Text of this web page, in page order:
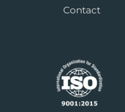
Contact